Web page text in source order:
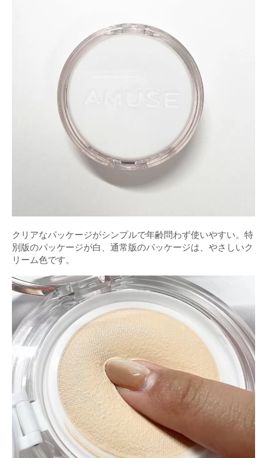
クリアなパッケージがシンプルで年齢問わず使いやすい。特
別版のパッケージが白、通常版のパッケージは、やさしいク
リーム色です。